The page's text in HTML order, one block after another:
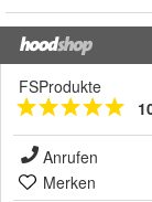
FSProdukte
Anrufen
Merken